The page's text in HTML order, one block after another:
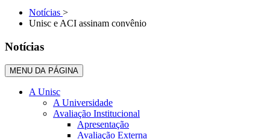
Notícias >
Unisc e ACI assinam convênio
Notícias
MENU DA PÁGINA
A Unisc
A Universidade
Avaliação Institucional
Apresentação
Avaliação Externa